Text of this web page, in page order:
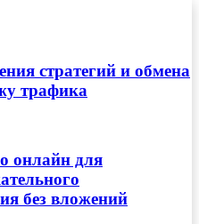
стратегий и обмена
трафика
онлайн для
без вложений